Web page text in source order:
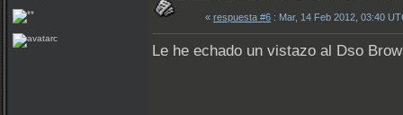
« respuesta #6 : Mar, 14 Feb 2012, 03:40
Le he echado un vistazo al Dso